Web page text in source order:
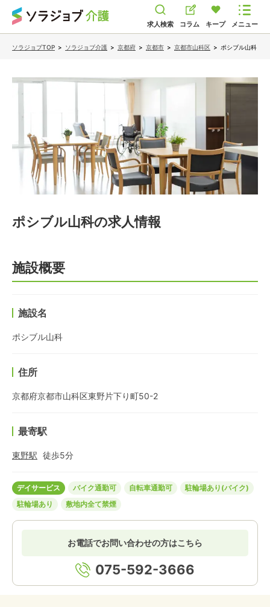
求人検索 コラム キープ メニュー
ソラジョブTOP > ソラジョブ介護 > 京都府 > 京都市 > 京都市山科区 > ポシブル山科
ポシブル山科の求人情報
施設概要
施設名
ポシブル山科
住所
京都府京都市山科区東野片下り町50-2
最寄駅
東野駅 徒歩5分
デイサービス バイク通勤可 自転車通勤可
駐輪場あり(バイク)
駐輪場あり
敷地内全て禁煙
お電話でお問い合わせの方はこちら
075-592-3666